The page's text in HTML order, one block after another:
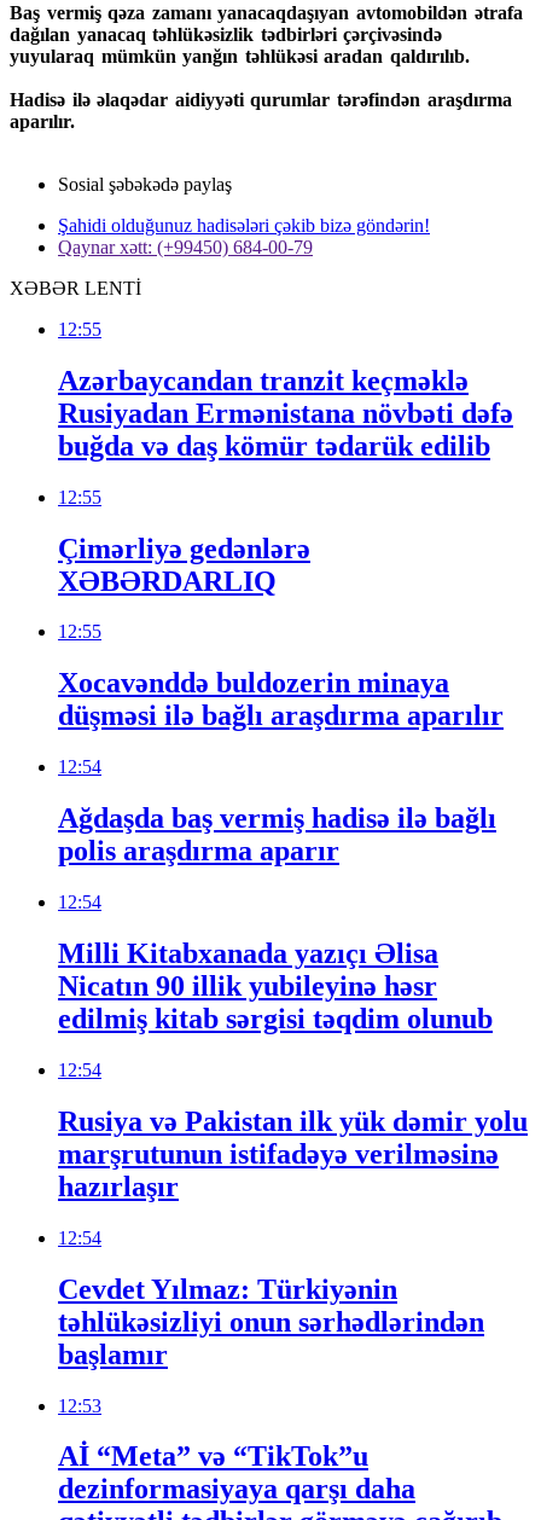
Baş vermiş qəza zamanı yanacaqdaşıyan avtomobildən ətrafa
dağılan yanacaq təhlükəsizlik tədbirləri çərçivəsində
yuyularaq mümkün yanğın təhlükəsi aradan qaldırılıb.
Hadisə ilə əlaqədar aidiyyəti qurumlar tərəfindən araşdırma
aparılır.
Sosial şəbəkədə paylaş
Şahidi olduğunuz hadisələri çəkib bizə göndərin!
Qaynar xətt: (+99450) 684-00-79
XƏBƏR LENTİ
12:55
Azərbaycandan tranzit keçməklə
Rusiyadan Ermənistana növbəti dəfə
buğda və daş kömür tədarük edilib
12:55
Çimərliyə gedənlərə
XƏBƏRDARLIQ
12:55
Xocavənddə buldozerin minaya
düşməsi ilə bağlı araşdırma aparılır
12:54
Ağdaşda baş vermiş hadisə ilə bağlı
polis araşdırma aparır
12:54
Milli Kitabxanada yazıçı Əlisa
Nicatın 90 illik yubileyinə həsr
edilmiş kitab sərgisi təqdim olunub
12:54
Rusiya və Pakistan ilk yük dəmir yolu
marşrutunun istifadəyə verilməsinə
hazırlaşır
12:54
Cevdet Yılmaz: Türkiyənin
təhlükəsizliyi onun sərhədlərindən
başlamır
12:53
Aİ “Meta” və “TikTok”u
dezinformasiyaya qarşı daha